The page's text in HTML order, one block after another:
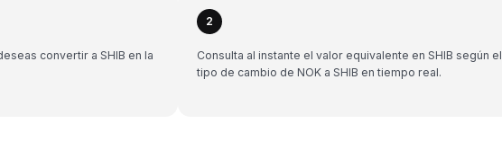
convertir a SHIB en la
2
Consulta al instante el valor equivalente en SHIB según el
tipo de cambio de NOK a SHIB en tiempo real.